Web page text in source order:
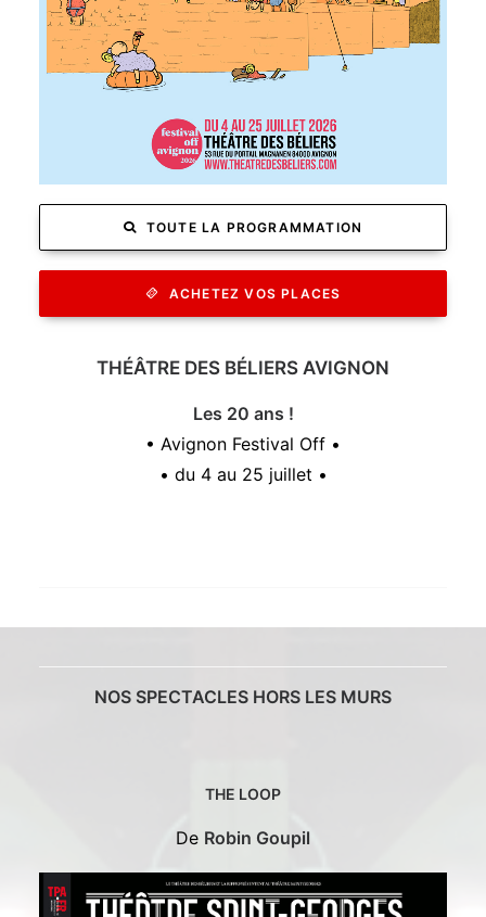
TOUTE LA PROGRAMMATION
ACHETEZ VOS PLACES
THÉÂTRE DES BÉLIERS AVIGNON
Les 20 ans !
• Avignon Festival Off •
• du 4 au 25 juillet •
NOS SPECTACLES HORS LES MURS
THE LOOP
De Robin Goupil